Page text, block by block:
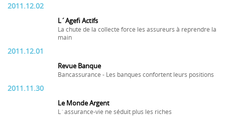
2011.12.02
L´Agefi Actifs
La chute de la collecte force les assureurs à reprendre la
main
2011.12.01
Revue Banque
Bancassurance - Les banques confortent leurs positions
2011.11.30
Le Monde Argent
L´assurance-vie ne séduit plus les riches